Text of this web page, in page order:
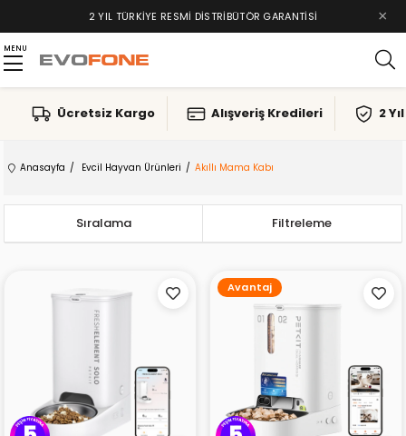
2 YIL TÜRKIYE RESMI DISTRIBÜTÖR GARANTISI ×
MENU
Ücretsiz Kargo Alışveriş Kredileri 2
Anasayfa Evcil Hayvan Ürünleri Akıllı Mama Kabı
Filtreleme
Sıralama
Avantaj